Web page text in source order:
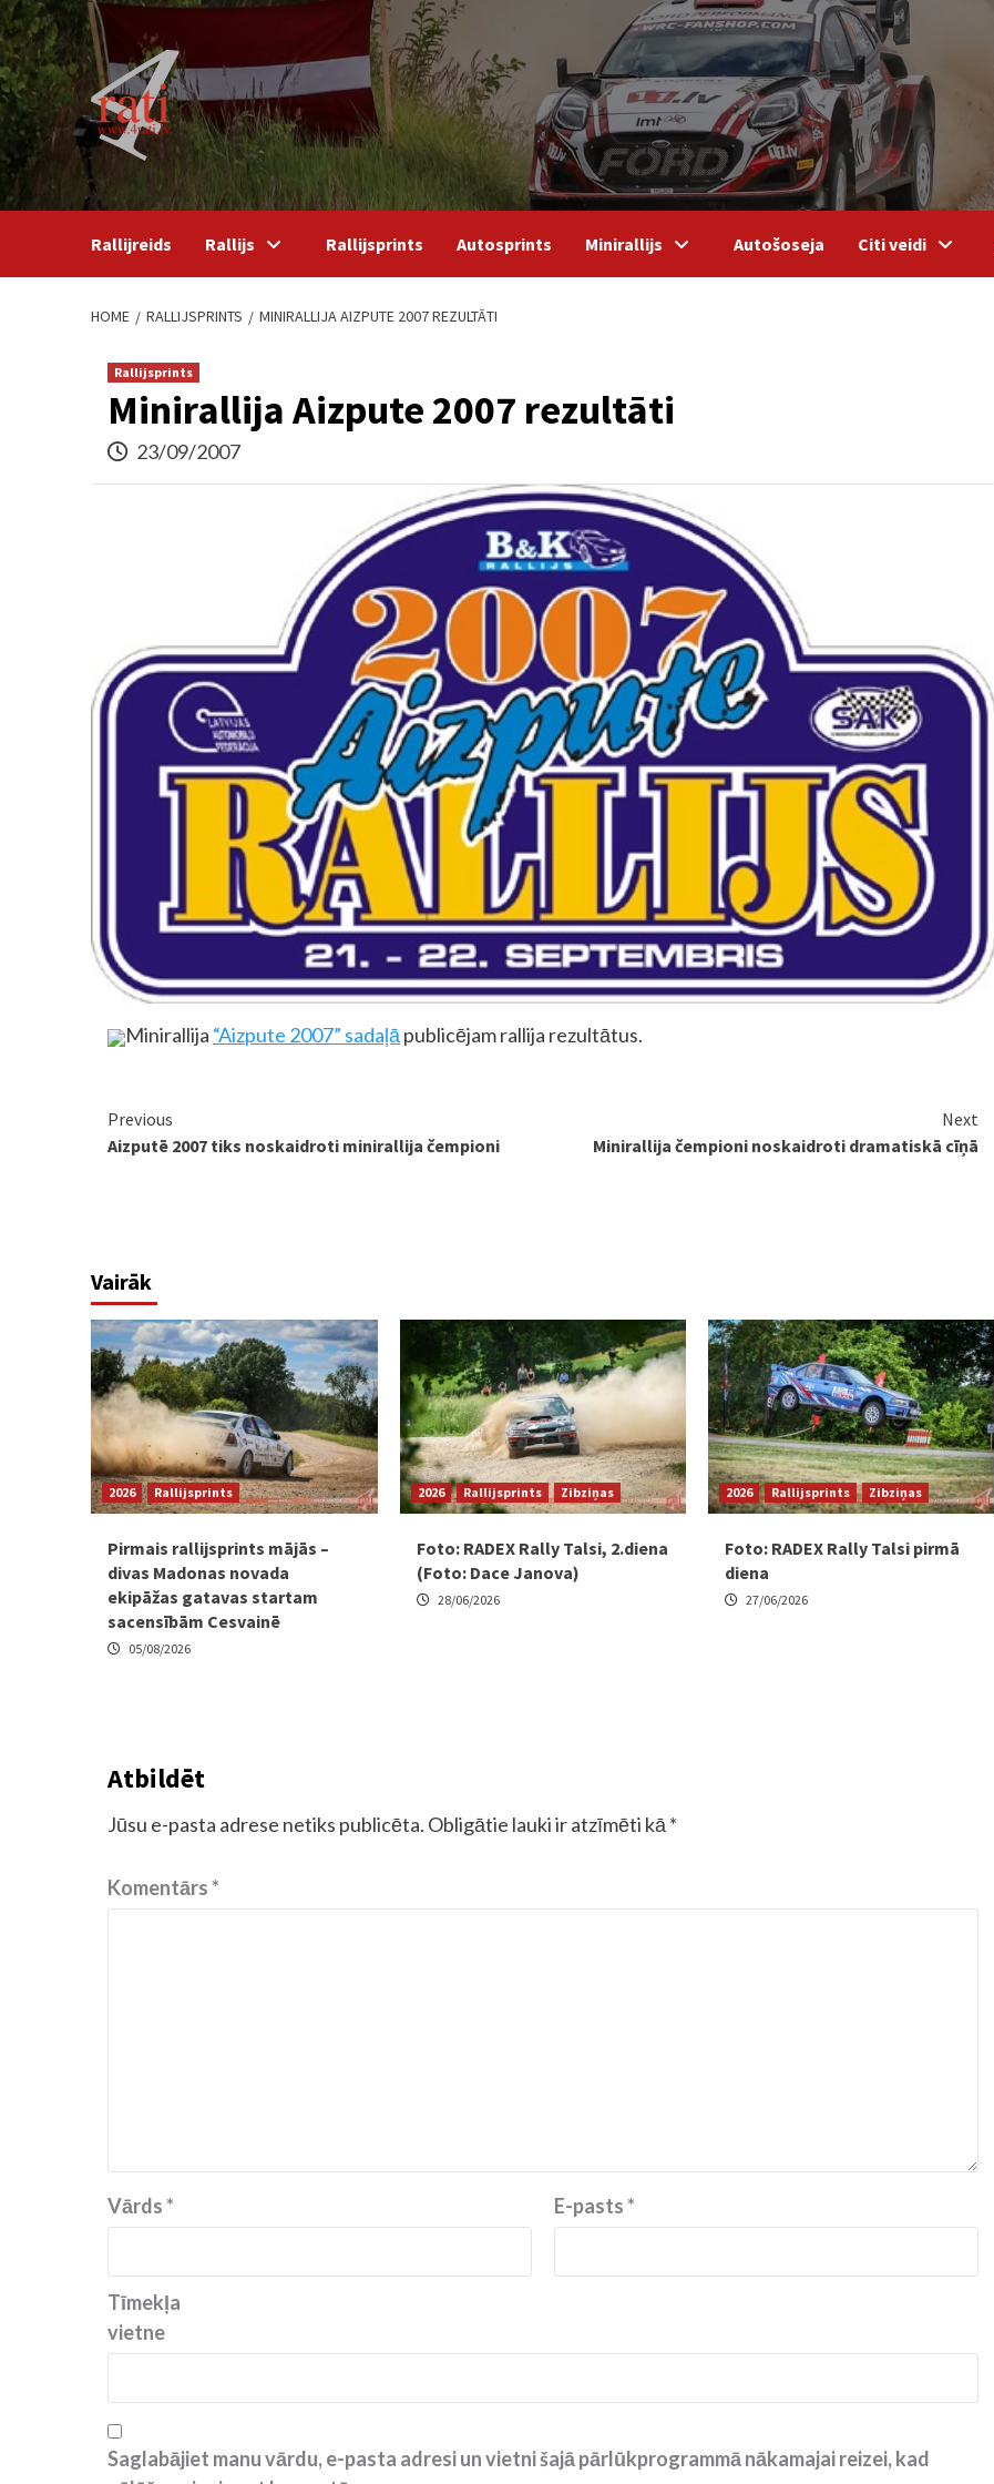
Skip
to
content
Rallijreids Rallijs Rallijsprints Autosprints Minirallijs Autošoseja Citi veidi
HOME RALLIJSPRINTS MINIRALLIJA AIZPUTE 2007 REZULTĀTI
Rallijsprints
Minirallija Aizpute 2007 rezultāti
23/09/2007
Minirallija “Aizpute 2007” sadaļā publicējam rallija rezultātus.
Continue
Reading
Previous
Aizputē 2007 tiks noskaidroti minirallija čempioni
Next
Minirallija čempioni noskaidroti dramatiskā cīņā
Vairāk
2026 Rallijsprints
Pirmais rallijsprints mājās –
divas Madonas novada
ekipāžas gatavas startam
sacensībām Cesvainē
05/08/2026
2026 Rallijsprints Zibziņas
Foto: RADEX Rally Talsi, 2.diena
(Foto: Dace Janova)
28/06/2026
2026 Rallijsprints Zibziņas
Foto: RADEX Rally Talsi pirmā
diena
27/06/2026
Atbildēt
Jūsu e-pasta adrese netiks publicēta. Obligātie lauki ir atzīmēti kā *
Komentārs*
Vārds* E-pasts*
Tīmekļa
vietne
Saglabājiet manu vārdu, e-pasta adresi un vietni šajā pārlūkprogrammā nākamajai reizei, kad